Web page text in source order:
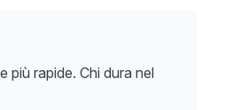
più rapide. Chi dura nel